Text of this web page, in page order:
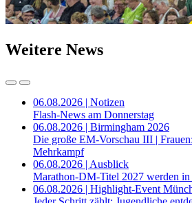
Weitere News
06.08.2026 | Notizen
Flash-News am Donnerstag
06.08.2026 | Birmingham 2026
Die große EM-Vorschau III |
Mehrkampf
06.08.2026 | Ausblick
Marathon-DM-Titel 2027 werden in
06.08.2026 | Highlight-Event